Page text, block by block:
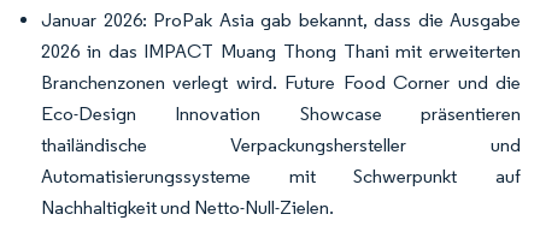
Januar 2026: ProPak Asia gab bekannt, dass die Ausgabe
2026 in das IMPACT Muang Thong Thani mit erweiterten
Branchenzonen verlegt wird. Future Food Corner und die
Eco-Design Innovation Showcase präsentieren
thailändische Verpackungshersteller und
Automatisierungssysteme mit Schwerpunkt auf
Nachhaltigkeit und Netto-Null-Zielen.